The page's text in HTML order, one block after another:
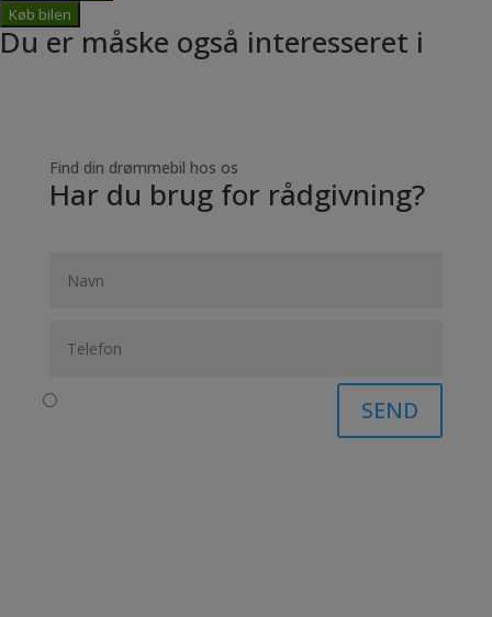
Køb bilen
Du er måske også interesseret i
Find din drømmebil hos os
Har du brug for rådgivning?
SEND